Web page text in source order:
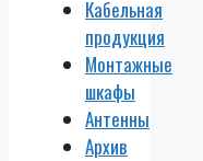
Кабельная
продукция
Монтажные
шкафы
Антенны
Архив